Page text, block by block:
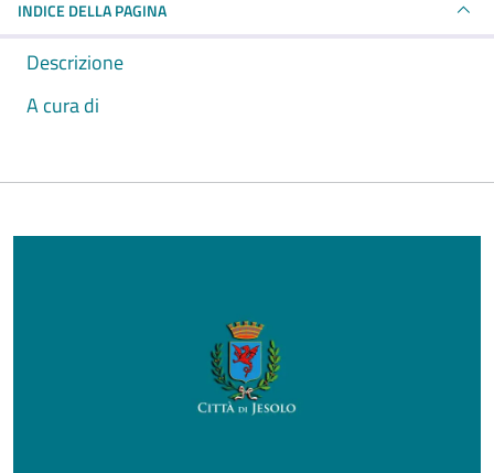
INDICE DELLA PAGINA
Descrizione
A cura di